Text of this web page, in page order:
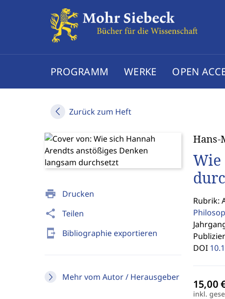
PROGRAMM WERKE OPEN
Zurück zum Heft
print Drucken
share Teilen
send_to_mobile Bibliographie exportieren
Mehr vom Autor / Herausgeber
Wie
Rubrik:
DOI
inkl.